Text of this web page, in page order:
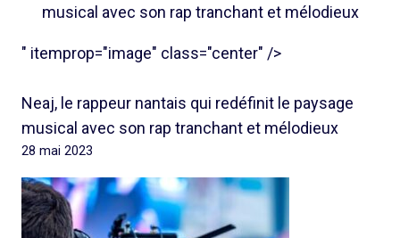
musical avec son rap tranchant et mélodieux
" itemprop="image" class="center" />
Neaj, le rappeur nantais qui redéfinit le paysage
musical avec son rap tranchant et mélodieux
28 mai 2023